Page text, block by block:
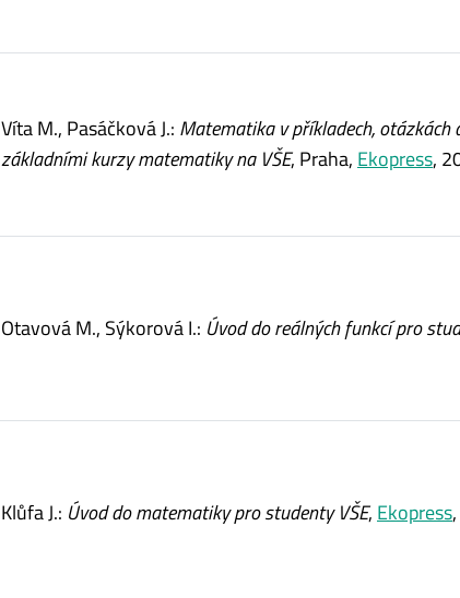
Víta M., Pasáčková J.: Matematika v příkladech, otázkách
základními kurzy matematiky na VŠE, Praha, Ekopress,
Otavová M., Sýkorová I.: Úvod do reálných funkcí pro
Klůfa J.: Úvod do matematiky pro studenty VŠE, Ekopress